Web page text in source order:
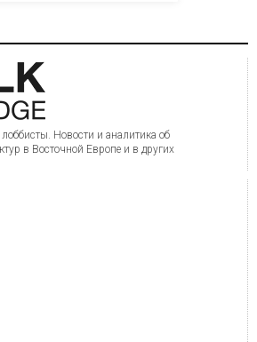
Новости и аналитика об
в Восточной Европе и в других